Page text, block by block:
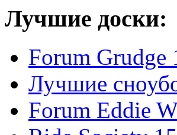
Лучшие доски:
Forum Grudge
Лучшие
Forum Eddie